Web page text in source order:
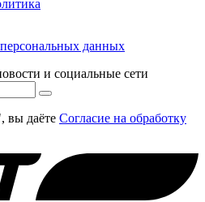
данных
и социальные сети
вы даёте Согласие на обработку